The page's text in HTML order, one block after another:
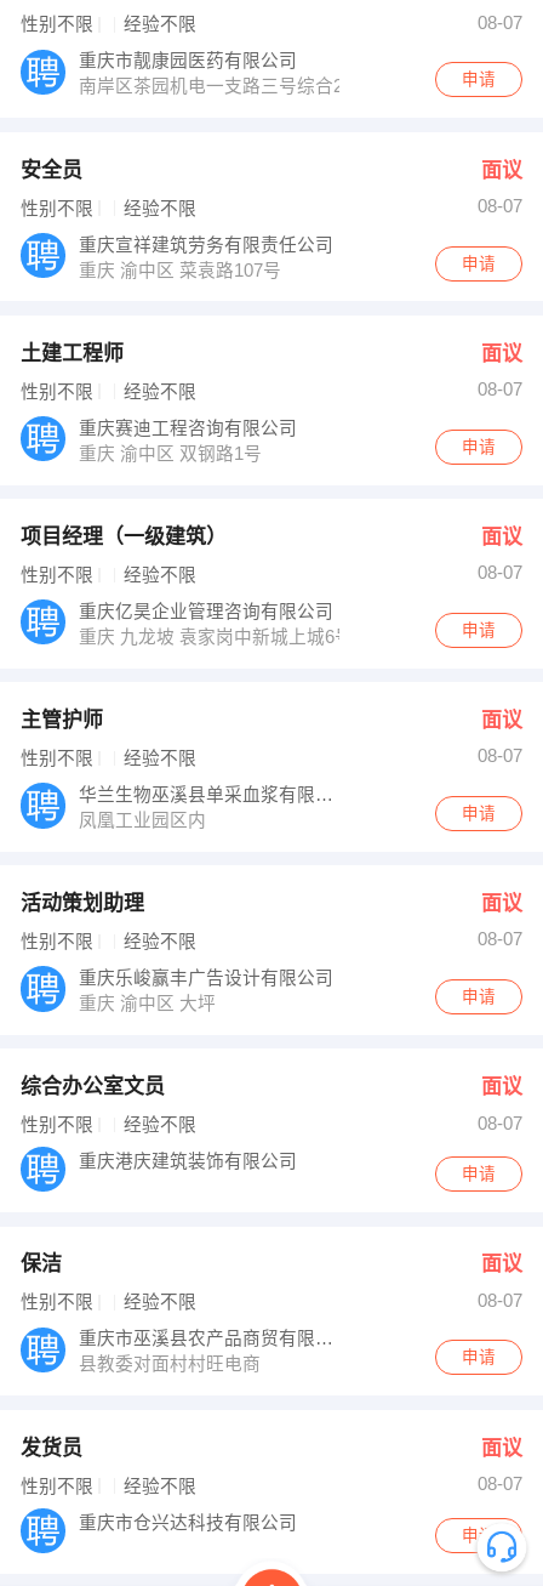
性别不限 经验不限
08-07
重庆市靓康园医药有限公司
南岸区茶园机电一支路三号综合2号厂房
申请
安全员 面议
性别不限 经验不限
08-07
重庆宣祥建筑劳务有限责任公司
重庆 渝中区 菜袁路107号
申请
土建工程师 面议
性别不限 经验不限
08-07
重庆赛迪工程咨询有限公司
重庆 渝中区 双钢路1号
申请
项目经理（一级建筑） 面议
性别不限 经验不限
08-07
重庆亿昊企业管理咨询有限公司
重庆 九龙坡 袁家岗中新城上城6号楼21-2
申请
主管护师 面议
性别不限 经验不限
08-07
华兰生物巫溪县单采血浆有限公司
凤凰工业园区内
申请
活动策划助理 面议
性别不限 经验不限
08-07
重庆乐峻赢丰广告设计有限公司
重庆 渝中区 大坪
申请
综合办公室文员 面议
性别不限 经验不限
08-07
重庆港庆建筑装饰有限公司
申请
保洁 面议
性别不限 经验不限
08-07
重庆市巫溪县农产品商贸有限公司
县教委对面村村旺电商
申请
发货员 面议
性别不限 经验不限
08-07
重庆市仓兴达科技有限公司
申请